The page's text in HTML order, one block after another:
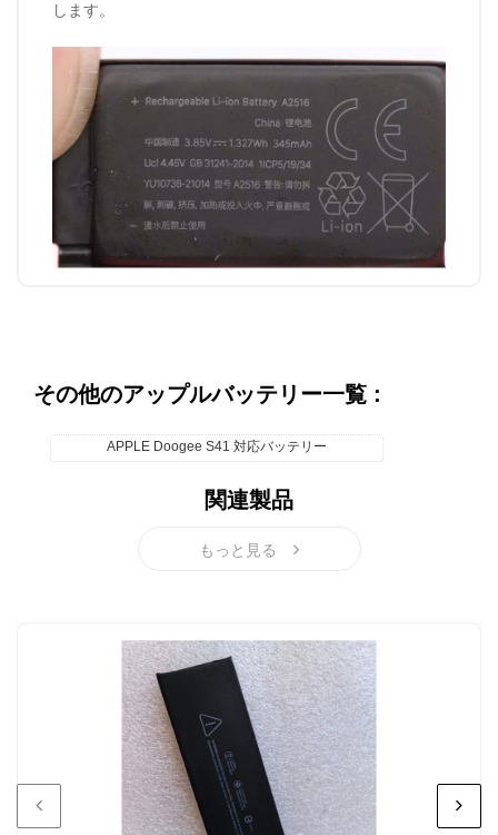
します。
その他のアップルバッテリー一覧 :
APPLE Doogee S41 対応バッテリー
関連製品
もっと見る